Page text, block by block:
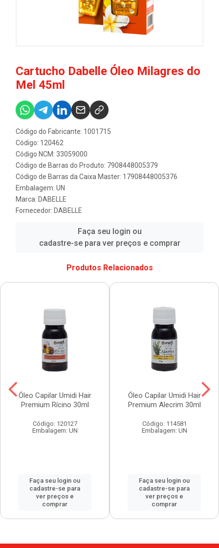
Cartucho Dabelle Óleo Milagres do
Mel 45ml
Código do Fabricante: 1001715
Código: 120462
Código NCM: 33059000
Código de Barras do Produto: 7908448005379
Código de Barras da Caixa Master: 17908448005376
Embalagem: UN
Marca: DABELLE
Fornecedor: DABELLE
Faça seu login ou
cadastre-se para ver preços e comprar
Produtos Relacionados
Óleo Capilar Umidi Hair
Premium Rícino 30ml
Código: 120127
Embalagem: UN
Faça seu login ou
cadastre-se para
ver preços e
comprar
Óleo Capilar Umidi Hair
Premium Alecrim 30ml
Código: 114581
Embalagem: UN
Faça seu login ou
cadastre-se para
ver preços e
comprar